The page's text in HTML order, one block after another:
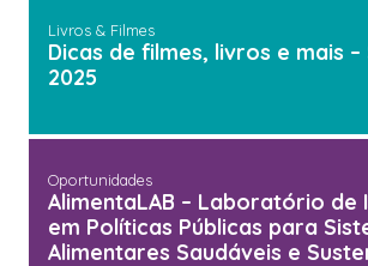
Livros & Filmes
Dicas de filmes, livros e mais
2025
Oportunidades
AlimentaLAB – Laboratório de
em Políticas Públicas para
Alimentares Saudáveis e